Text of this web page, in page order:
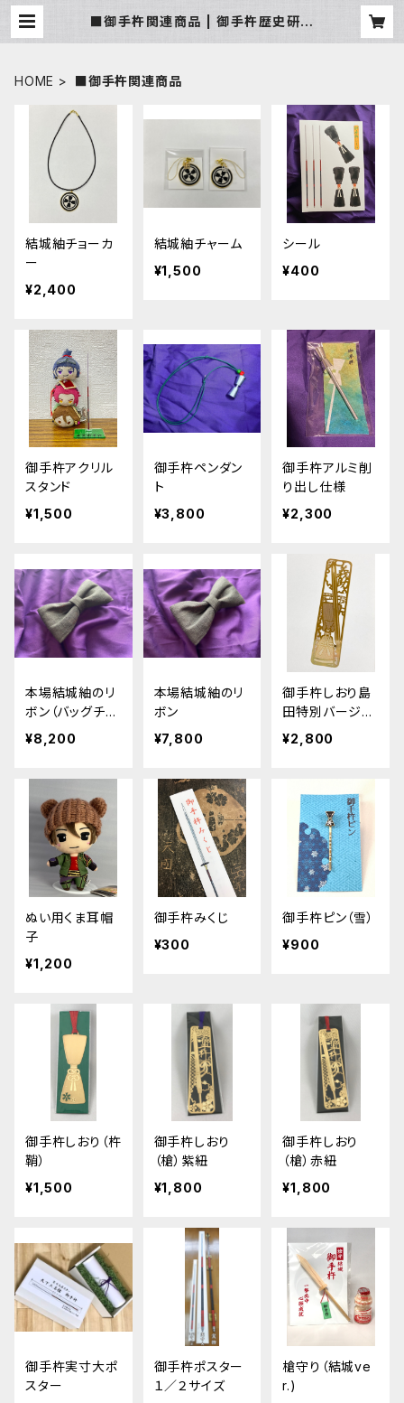
■御手杵関連商品 | 御手杵歴史研究
HOME ■御手杵関連商品
結城紬チョーカ
ー
¥2,400
結城紬チャーム
¥1,500
シール
¥400
御手杵アクリル
スタンド
¥1,500
御手杵ペンダン
ト
¥3,800
御手杵アルミ削
り出し仕様
¥2,300
本場結城紬のリ
ボン（バッグチャ
ーム）
¥8,200
本場結城紬のリ
ボン
¥7,800
御手杵しおり島
田特別バージョ
ン
¥2,800
ぬい用くま耳帽
子
¥1,200
御手杵みくじ
¥300
御手杵ピン（雪）
¥900
御手杵しおり（杵
鞘）
¥1,500
御手杵しおり
（槍）紫紐
¥1,800
御手杵しおり
（槍）赤紐
¥1,800
御手杵実寸大ポ
スター
御手杵ポスター
１／２サイズ
槍守り（結城ve
r.)